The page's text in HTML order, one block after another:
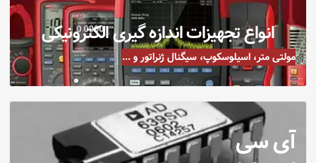
انواع تجهیزات اندازه گیری الکترونیکی
مولتی متر، اسیلوسکوپ، سیگنال ژنراتور و ...
آی سی